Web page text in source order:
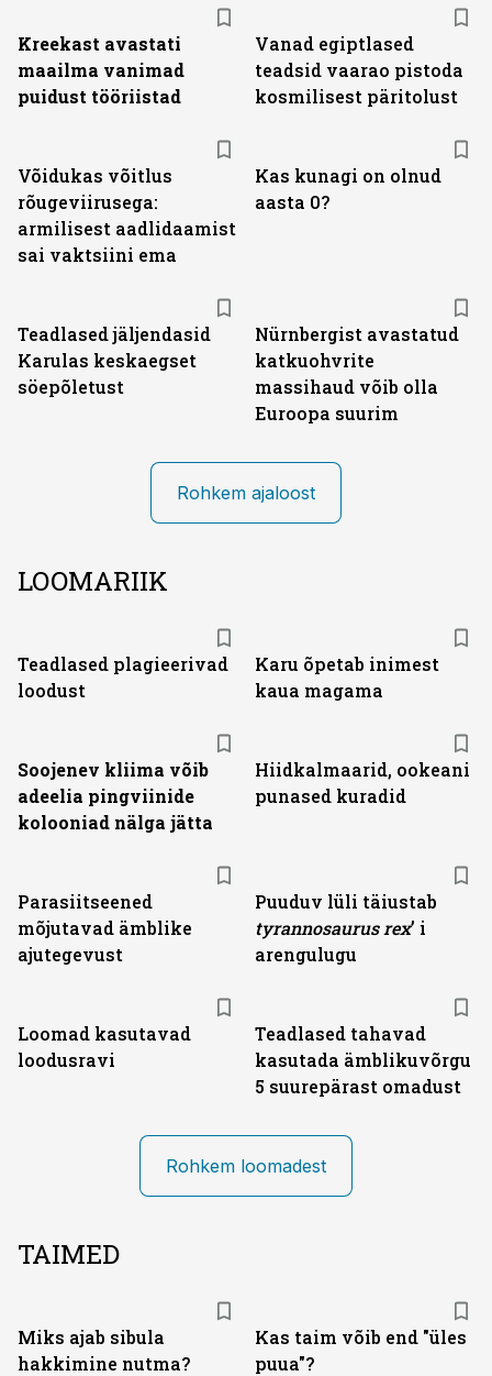
Kreekast avastati
maailma vanimad
puidust tööriistad
Vanad egiptlased
teadsid vaarao pistoda
kosmilisest päritolust
Võidukas võitlus
rõugeviirusega:
armilisest aadlidaamist
sai vaktsiini ema
Kas kunagi on olnud
aasta 0?
Teadlased jäljendasid
Karulas keskaegset
söepõletust
Nürnbergist avastatud
katkuohvrite
massihaud võib olla
Euroopa suurim
Rohkem ajaloost
LOOMARIIK
Teadlased plagieerivad
loodust
Karu õpetab inimest
kaua magama
Soojenev kliima võib
adeelia pingviinide
kolooniad nälga jätta
Hiidkalmaarid, ookeani
punased kuradid
Parasiitseened
mõjutavad ämblike
ajutegevust
Puuduv lüli täiustab
tyranno­saurus rex’ i
arengulugu
Loomad kasutavad
loodusravi
Teadlased tahavad
kasutada ämblikuvõrgu
5 suurepärast omadust
Rohkem loomadest
TAIMED
Miks ajab sibula
hakkimine nutma?
Kas taim võib end "üles
puua"?